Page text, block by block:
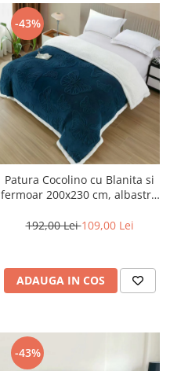
-43%
Patura Cocolino cu Blanita si
fermoar 200x230 cm, albastru
192,00 Lei109,00 Lei
ADAUGA IN COS
-43%